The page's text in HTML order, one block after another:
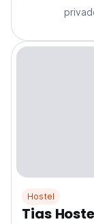
Hostel
Tias